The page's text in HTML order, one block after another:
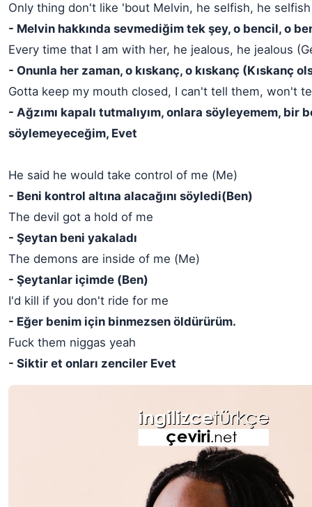
Only thing don't like 'bout Melvin, he selfish, he
- Melvin hakkında sevmediğim tek şey, o bencil, o
Every time that I am with her, he jealous, he jealous
- Onunla her zaman, o kıskanç, o kıskanç (Kıskanç
Gotta keep my mouth closed, I can't tell them, won't
- Ağzımı kapalı tutmalıyım, onlara söyleyemem, bir
söylemeyeceğim, Evet
He said he would take control of me (Me)
- Beni kontrol altına alacağını söyledi(Ben)
The devil got a hold of me
- Şeytan beni yakaladı
The demons are inside of me (Me)
- Şeytanlar içimde (Ben)
I'd kill if you don't ride for me
- Eğer benim için binmezsen öldürürüm.
Fuck them niggas yeah
- Siktir et onları zenciler Evet